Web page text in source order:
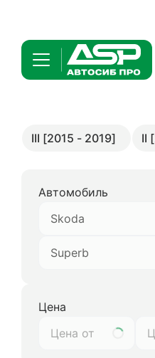
III [2015 - 2019] II
Автомобиль
Skoda
Superb
Цена